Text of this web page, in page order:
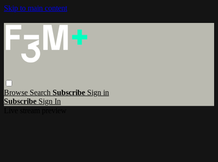
Skip to main content
Browse Search Subscribe Sign in
Subscribe Sign In